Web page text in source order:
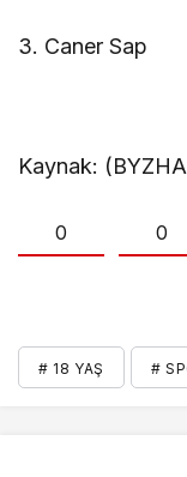
3. Caner Sap
Kaynak:
0 0
# 18 YAŞ #